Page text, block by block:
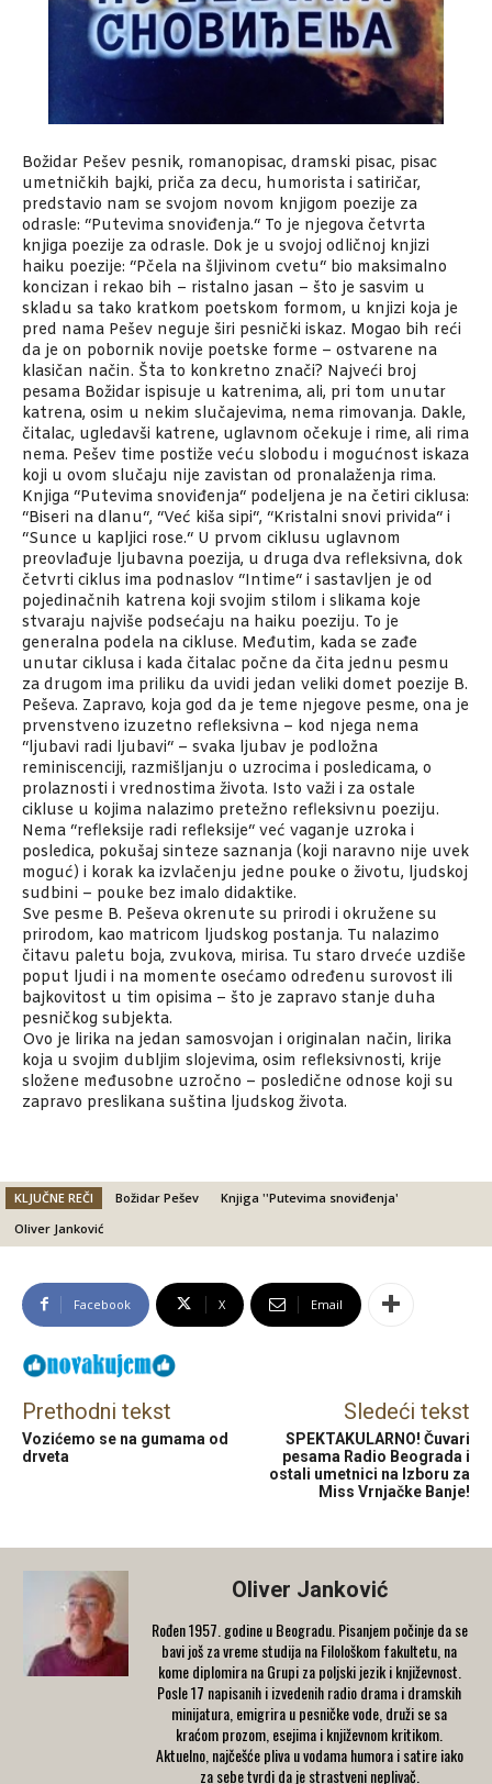
Božidar Pešev pesnik, romanopisac, dramski pisac, pisac
umetničkih bajki, priča za decu, humorista i satiričar,
predstavio nam se svojom novom knjigom poezije za
odrasle: “Putevima snoviđenja.“ To je njegova četvrta
knjiga poezije za odrasle. Dok je u svojoj odličnoj knjizi
haiku poezije: “Pčela na šljivinom cvetu“ bio maksimalno
koncizan i rekao bih – ristalno jasan – što je sasvim u
skladu sa tako kratkom poetskom formom, u knjizi koja je
pred nama Pešev neguje širi pesnički iskaz. Mogao bih reći
da je on pobornik novije poetske forme – ostvarene na
klasičan način. Šta to konkretno znači? Najveći broj
pesama Božidar ispisuje u katrenima, ali, pri tom unutar
katrena, osim u nekim slučajevima, nema rimovanja. Dakle,
čitalac, ugledavši katrene, uglavnom očekuje i rime, ali rima
nema. Pešev time postiže veću slobodu i mogućnost iskaza
koji u ovom slučaju nije zavistan od pronalaženja rima.
Knjiga “Putevima snoviđenja“ podeljena je na četiri ciklusa:
“Biseri na dlanu“, “Već kiša sipi“, “Kristalni snovi privida“ i
“Sunce u kapljici rose.“ U prvom ciklusu uglavnom
preovlađuje ljubavna poezija, u druga dva refleksivna, dok
četvrti ciklus ima podnaslov “Intime“ i sastavljen je od
pojedinačnih katrena koji svojim stilom i slikama koje
stvaraju najviše podsećaju na haiku poeziju. To je
generalna podela na cikluse. Međutim, kada se zađe
unutar ciklusa i kada čitalac počne da čita jednu pesmu
za drugom ima priliku da uvidi jedan veliki domet poezije B.
Peševa. Zapravo, koja god da je teme njegove pesme, ona je
prvenstveno izuzetno refleksivna – kod njega nema
“ljubavi radi ljubavi“ – svaka ljubav je podložna
reminiscenciji, razmišljanju o uzrocima i posledicama, o
prolaznosti i vrednostima života. Isto važi i za ostale
cikluse u kojima nalazimo pretežno refleksivnu poeziju.
Nema “refleksije radi refleksije“ već vaganje uzroka i
posledica, pokušaj sinteze saznanja (koji naravno nije uvek
moguć) i korak ka izvlačenju jedne pouke o životu, ljudskoj
sudbini – pouke bez imalo didaktike.
Sve pesme B. Peševa okrenute su prirodi i okružene su
prirodom, kao matricom ljudskog postanja. Tu nalazimo
čitavu paletu boja, zvukova, mirisa. Tu staro drveće uzdiše
poput ljudi i na momente osećamo određenu surovost ili
bajkovitost u tim opisima – što je zapravo stanje duha
pesničkog subjekta.
Ovo je lirika na jedan samosvojan i originalan način, lirika
koja u svojim dubljim slojevima, osim refleksivnosti, krije
složene međusobne uzročno – posledične odnose koji su
zapravo preslikana suština ljudskog života.
KLJUČNE REČI Božidar Pešev
Knjiga ''Putevima snoviđenja'
Oliver Janković
Facebook X Email
Prethodni tekst
Vozićemo se na gumama od
drveta
Sledeći tekst
SPEKTAKULARNO! Čuvari
pesama Radio Beograda i
ostali umetnici na Izboru za
Miss Vrnjačke Banje!
Oliver Janković
Rođen 1957. godine u Beogradu. Pisanjem počinje da se
bavi još za vreme studija na Filološkom fakultetu, na
kome diplomira na Grupi za poljski jezik i književnost.
Posle 17 napisanih i izvedenih radio drama i dramskih
minijatura, emigrira u pesničke vode, druži se sa
kraćom prozom, esejima i književnom kritikom.
Aktuelno, najčešće pliva u vodama humora i satire iako
za sebe tvrdi da je strastveni neplivač.